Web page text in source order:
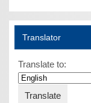
Translator
Translate to: